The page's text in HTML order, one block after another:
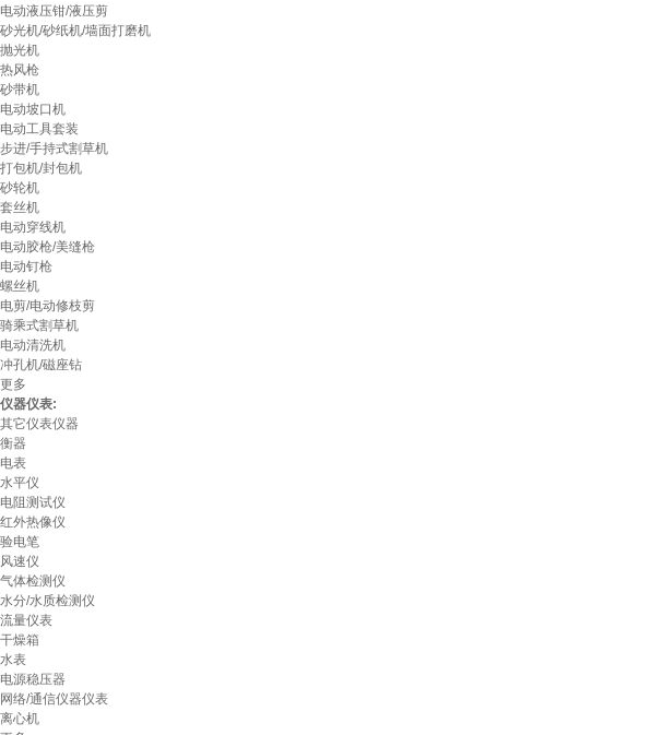
电动液压钳/液压剪
砂光机/砂纸机/墙面打磨机
抛光机
热风枪
砂带机
电动坡口机
电动工具套装
步进/手持式割草机
打包机/封包机
砂轮机
套丝机
电动穿线机
电动胶枪/美缝枪
电动钉枪
螺丝机
电剪/电动修枝剪
骑乘式割草机
电动清洗机
冲孔机/磁座钻
更多
仪器仪表:
其它仪表仪器
衡器
电表
水平仪
电阻测试仪
红外热像仪
验电笔
风速仪
气体检测仪
水分/水质检测仪
流量仪表
干燥箱
水表
电源稳压器
网络/通信仪器仪表
离心机